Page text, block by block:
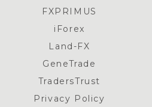
FXPRIMUS
iForex
Land-FX
GeneTrade
TradersTrust
Privacy Policy